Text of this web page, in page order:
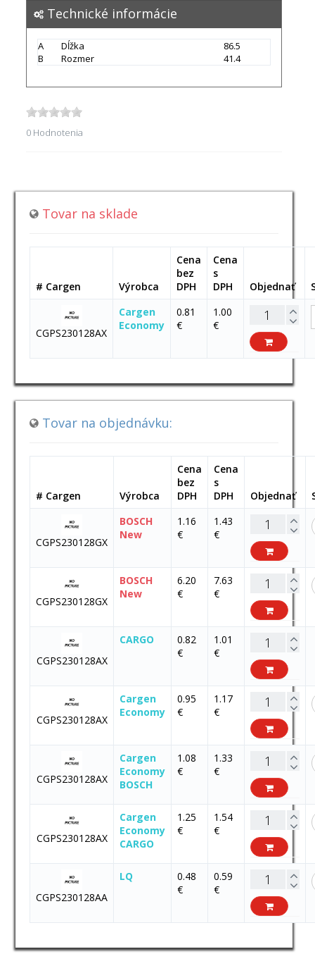
Technické informácie
A Dĺžka
86.5
B
Rozmer 41.4
0 Hodnotenia
Tovar na sklade
# Cargen Výrobca
Cena
bez
DPH
Cena
s
DPH
Objednať
CGPS230128AX
Cargen
Economy
0.81
€
1.00
€
Tovar na objednávku:
# Cargen Výrobca
Cena
bez
DPH
Cena
s
DPH
Objednať
CGPS230128GX
BOSCH
New
1.16
€
1.43
€
CGPS230128GX
BOSCH
New
6.20
€
7.63
€
CGPS230128AX
CARGO
0.82
€
1.01
€
CGPS230128AX
Cargen
Economy
0.95
€
1.17
€
CGPS230128AX
Cargen
Economy
BOSCH
1.08
€
1.33
€
CGPS230128AX
Cargen
Economy
CARGO
1.25
€
1.54
€
CGPS230128AA
LQ
0.48
€
0.59
€